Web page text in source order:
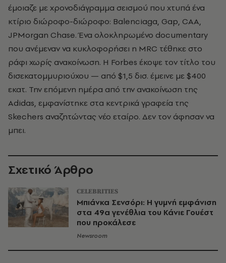
έμοιαζε με χρονοδιάγραμμα σεισμού που χτυπά ένα
κτίριο διώροφο-διώροφο: Balenciaga, Gap, CAA,
JPMorgan Chase. Ένα ολοκληρωμένο documentary
που ανέμεναν να κυκλοφορήσει η MRC τέθηκε στο
ράφι χωρίς ανακοίνωση. Η Forbes έκοψε τον τίτλο του
δισεκατομμυριούχου — από $1,5 δισ. έμεινε με $400
εκατ. Την επόμενη ημέρα από την ανακοίνωση της
Adidas, εμφανίστηκε στα κεντρικά γραφεία της
Skechers αναζητώντας νέο εταίρο. Δεν τον άφησαν να
μπει.
Σχετικό Άρθρο
CELEBRITIES
Μπιάνκα Σενσόρι: Η γυμνή εμφάνιση
στα 49α γενέθλια του Κάνιε Γουέστ
που προκάλεσε
Newsroom